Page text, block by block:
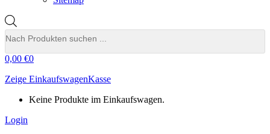
search
0,00 €0
Zeige EinkaufswagenKasse
Keine Produkte im Einkaufswagen.
Login